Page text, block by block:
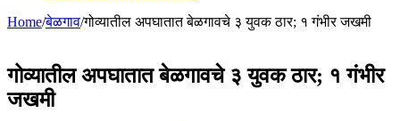
Home/बेळगाव/गोव्यातील अपघातात बेळगावचे ३ युवक ठार; १ गंभीर जखमी
गोव्यातील अपघातात बेळगावचे ३ युवक ठार; १ गंभीर
जखमी